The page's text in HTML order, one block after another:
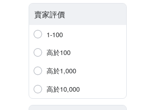
賣家評價
1-100
高於100
高於1,000
高於10,000